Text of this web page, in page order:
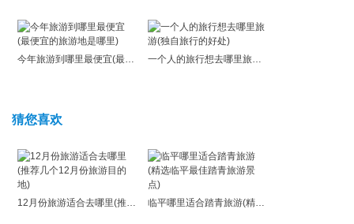
今年旅游到哪里最便宜(最便宜的旅游地是哪里) 一个人的旅行想去哪里旅游(独自旅行的好处)
猜您喜欢
12月份旅游适合去哪里(推荐几个12月份旅游目的地) 临平哪里适合踏青旅游(精选临平最佳踏青旅游景点)